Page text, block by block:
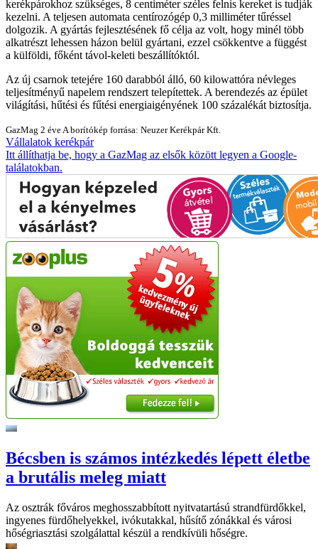
kerékpárokhoz szükséges, 8 centiméter széles felnis kereket is tudják
kezelni. A teljesen automata centírozógép 0,3 milliméter tűréssel
dolgozik. A gyártás fejlesztésének fő célja az volt, hogy minél több
alkatrészt lehessen házon belül gyártani, ezzel csökkentve a függést
a külföldi, főként távol-keleti beszállítóktól.
Az új csarnok tetejére 160 darabból álló, 60 kilowattóra névleges
teljesítményű napelem rendszert telepítettek. A berendezés az épület
világítási, hűtési és fűtési energiaigényének 100 százalékát biztosítja.
GazMag 2 éve A borítókép forrása: Neuzer Kerékpár Kft.
Vállalatok kerékpár
Itt állíthatja be, hogy a GazMag az elsők között legyen a Google-
találatokban.
Bécsben is számos intézkedés lépett életbe
a brutális meleg miatt
Az osztrák főváros meghosszabbított nyitvatartású strandfürdőkkel,
ingyenes fürdőhelyekkel, ivókutakkal, hűsítő zónákkal és városi
hőségriasztási szolgálattal készül a rendkívüli hőségre.